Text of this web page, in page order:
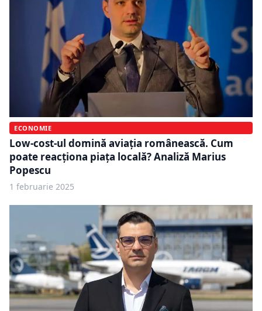
ECONOMIE
Low-cost-ul domină aviația românească. Cum
poate reacționa piața locală? Analiză Marius
Popescu
1 februarie 2025